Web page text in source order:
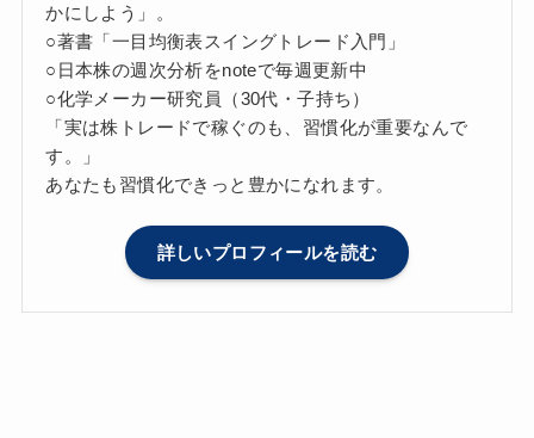
かにしよう」。
○著書「一目均衡表スイングトレード入門」
○日本株の週次分析をnoteで毎週更新中
○化学メーカー研究員（30代・子持ち）
「実は株トレードで稼ぐのも、習慣化が重要なんで
す。」
あなたも習慣化できっと豊かになれます。
詳しいプロフィールを読む